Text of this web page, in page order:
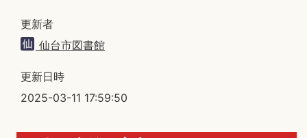
更新者
仙台市図書館
更新日時
2025-03-11 17:59:50